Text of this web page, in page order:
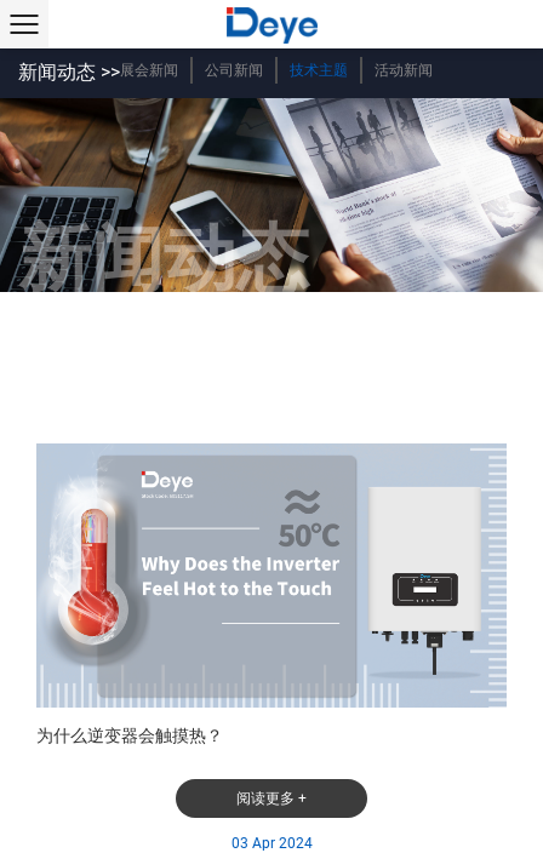
新闻动态 >>展会新闻 公司新闻 技术主题 活动新闻
新闻动态
为什么逆变器会触摸热？
阅读更多 +
03 Apr 2024